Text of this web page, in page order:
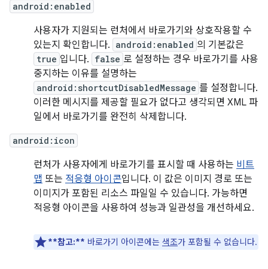
android:enabled
사용자가 지원되는 런처에서 바로가기와 상호작용할 수
있는지 확인합니다. android:enabled 의 기본값은
true 입니다. false 로 설정하는 경우 바로가기를 사용
중지하는 이유를 설명하는
android:shortcutDisabledMessage 를 설정합니다.
이러한 메시지를 제공할 필요가 없다고 생각되면 XML 파
일에서 바로가기를 완전히 삭제합니다.
android:icon
런처가 사용자에게 바로가기를 표시할 때 사용하는 비트
맵 또는 적응형 아이콘입니다. 이 값은 이미지 경로 또는
이미지가 포함된 리소스 파일일 수 있습니다. 가능하면
적응형 아이콘을 사용하여 성능과 일관성을 개선하세요.
**참고:** 바로가기 아이콘에는 색조가 포함될 수 없습니다.